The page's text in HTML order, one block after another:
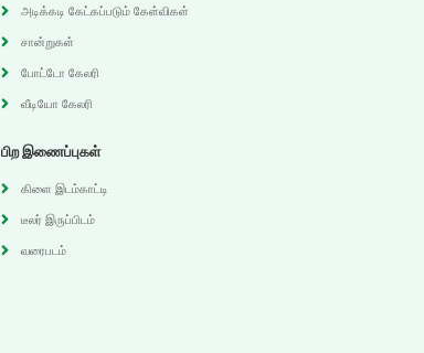
அடிக்கடி கேட்கப்படும் கேள்விகள்
சான்றுகள்
போட்டோ கேலரி
வீடியோ கேலரி
பிற இணைப்புகள்
கிளை இடம்காட்டி
டீலர் இருப்பிடம்
வரைபடம்